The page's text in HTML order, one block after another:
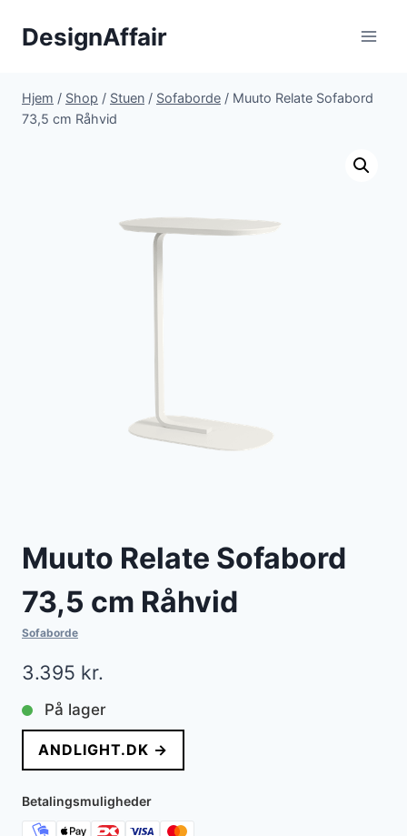
DesignAffair
Hjem / Shop / Stuen / Sofaborde / Muuto Relate Sofabord
73,5 cm Råhvid
Muuto Relate Sofabord
73,5 cm Råhvid
Sofaborde
3.395 kr.
På lager
ANDLIGHT.DK →
Betalingsmuligheder